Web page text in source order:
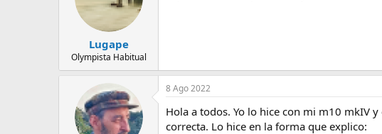
Lugape
Olympista Habitual
8 Ago 2022
Hola a todos. Yo lo hice con mi m10 mkIV
correcta. Lo hice en la forma que explico: